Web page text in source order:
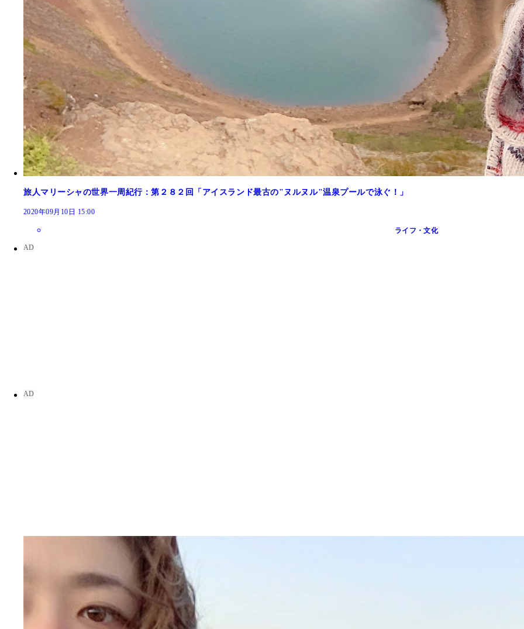
旅人マリーシャの世界一周紀行：第２８２回「アイスランド最古の"ヌルヌル"温泉プールで泳ぐ！」
2020年09月10日 15:00
ライフ・文化